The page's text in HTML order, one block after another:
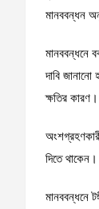
মানববন্ধন
মানববন্ধনে
দাবি
ক্ষতির কারণ।
দিতে থাকেন।
মানববন্ধনে